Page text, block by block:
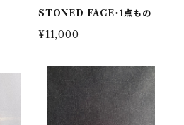
STONED FACE・1点もの
¥11,000